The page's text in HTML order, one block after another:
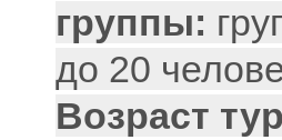
группы:
до 20
Возраст